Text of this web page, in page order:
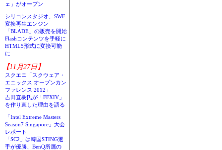
ェ」がオープン
シリコンスタジオ、SWF
変換再生エンジン
「BLADE」の販売を開始
Flashコンテンツを手軽に
HTML5形式に変換可能
に
【11月27日】
スクエニ「スクウェア・
エニックス オープンカン
ファレンス 2012」
吉田直樹氏が「FFXIV」
を作り直した理由を語る
「Intel Extreme Masters
Season7 Singapore」大会
レポート
「SC2」は韓国STING選
手が優勝、BenQ所属の